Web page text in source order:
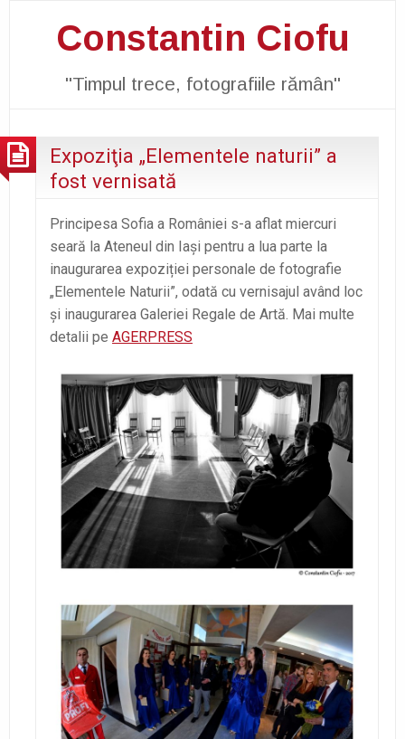
Constantin Ciofu
"Timpul trece, fotografiile rămân"
Expoziţia „Elementele naturii” a
fost vernisată
Principesa Sofia a României s-a aflat miercuri
seară la Ateneul din Iași pentru a lua parte la
inaugurarea expoziției personale de fotografie
„Elementele Naturii”, odată cu vernisajul având loc
și inaugurarea Galeriei Regale de Artă. Mai multe
detalii pe AGERPRESS